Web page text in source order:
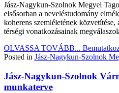
Jász-Nagykun-Szolnok Megyei
elsősorban a neveléstudomány
koherens szemléletének
térségi vonatkozásainak
OLVASSA TOVÁBB...
Posted in Jász-Nagykun-Szolnok
Jász-Nagykun-Szolnok
munkaterve